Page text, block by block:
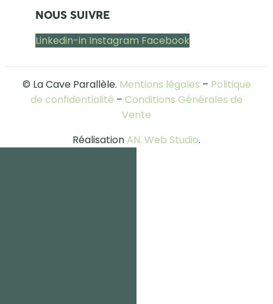
NOUS SUIVRE
Linkedin-in Instagram Facebook
© La Cave Parallèle. Mentions légales – Politique
de confidentialité – Conditions Générales de
Vente
RéalisationAN. Web Studio.